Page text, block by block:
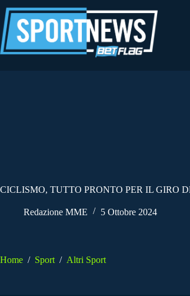
al
contenuto
CICLISMO, TUTTO PRONTO PER IL GIRO
Redazione MME 5 Ottobre 2024
Home / Sport / Altri Sport